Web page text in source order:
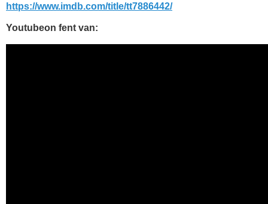
https://www.imdb.com/title/tt7886442/
Youtubeon fent van: